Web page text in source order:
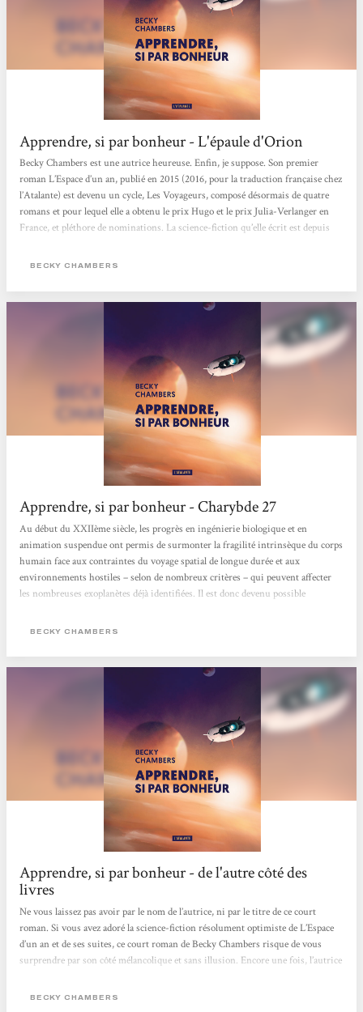
Apprendre, si par bonheur - L'épaule d'Orion
Becky Chambers est une autrice heureuse. Enfin, je suppose. Son premier
roman L’Espace d’un an, publié en 2015 (2016, pour la traduction française chez
l’Atalante) est devenu un cycle, Les Voyageurs, composé désormais de quatre
romans et pour lequel elle a obtenu le prix Hugo et le prix Julia-Verlanger en
France, et pléthore de nominations. La science-fiction qu’elle écrit est depuis
pas tardé à être propulsée cheffe de fil, le succès aidant. [...] Apprendre, si par
BECKY CHAMBERS
Apprendre, si par bonheur - Charybde 27
Au début du XXIIème siècle, les progrès en ingénierie biologique et en
animation suspendue ont permis de surmonter la fragilité intrinsèque du corps
humain face aux contraintes du voyage spatial de longue durée et aux
environnements hostiles – selon de nombreux critères – qui peuvent affecter
les nombreuses exoplanètes déjà identifiées. Il est donc devenu possible
L’un d’eux, dont fait partie la narratrice Ariadne O’Neill, ingénieure de vol, a
BECKY CHAMBERS
Apprendre, si par bonheur - de l'autre côté des
livres
Ne vous laissez pas avoir par le nom de l’autrice, ni par le titre de ce court
roman. Si vous avez adoré la science-fiction résolument optimiste de L’Espace
d’un an et de ses suites, ce court roman de Becky Chambers risque de vous
surprendre par son côté mélancolique et sans illusion. Encore une fois, l’autrice
Dans Apprendre, si par bonheur, nous suivons la destinée de quatre
BECKY CHAMBERS